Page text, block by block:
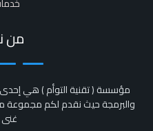
من
مؤسسة ( تقنية التوأم ) هي إحدى
والبرمجة حيث نقدم لكم مجموعة